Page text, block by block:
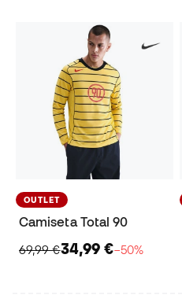
OUTLET
Camiseta Total 90
69,99 €34,99 €−50%